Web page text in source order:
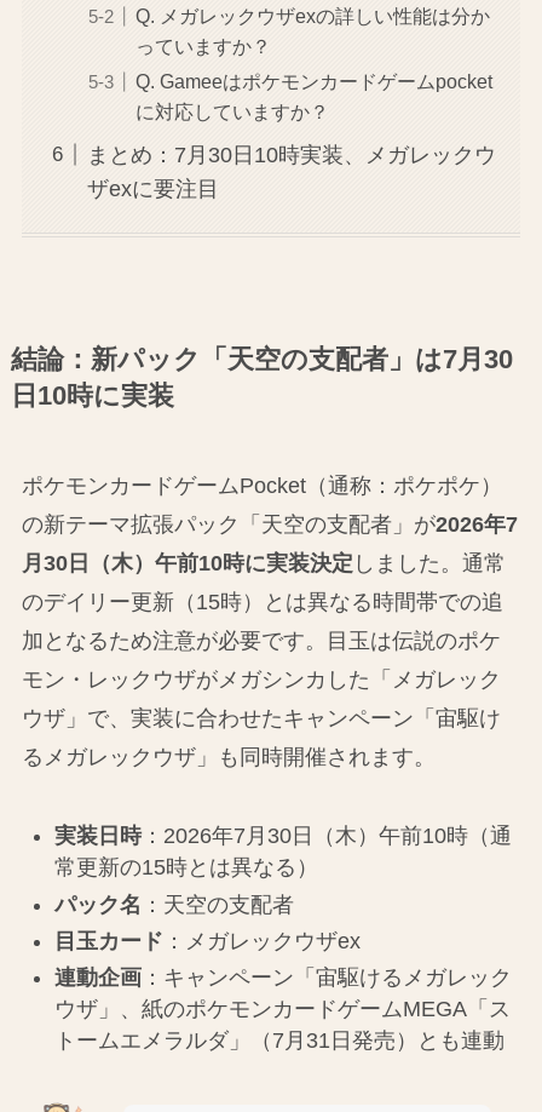
Q. メガレックウザexの詳しい性能は分か
っていますか？
Q. Gameeはポケモンカードゲームpocket
に対応していますか？
まとめ：7月30日10時実装、メガレックウ
ザexに要注目
結論：新パック「天空の支配者」は7月30
日10時に実装
ポケモンカードゲームPocket（通称：ポケポケ）
の新テーマ拡張パック「天空の支配者」が2026年7
月30日（木）午前10時に実装決定 しました。通常
のデイリー更新（15時）とは異なる時間帯での追
加となるため注意が必要です。目玉は伝説のポケ
モン・レックウザがメガシンカした「メガレック
ウザ」で、実装に合わせたキャンペーン「宙駆け
るメガレックウザ」も同時開催されます。
実装日時：2026年7月30日（木）午前10時（通
常更新の15時とは異なる）
パック名 ：天空の支配者
目玉カード ：メガレックウザex
連動企画：キャンペーン「宙駆けるメガレック
ウザ」、紙のポケモンカードゲームMEGA「ス
トームエメラルダ」（7月31日発売）とも連動